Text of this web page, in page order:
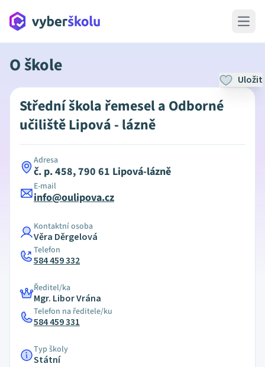
Open
O škole
Uložit
Střední škola řemesel a Odborné
učiliště Lipová - lázně
Adresa
č. p. 458, 790 61 Lipová-lázně
E-mail
info@oulipova.cz
Kontaktní osoba
Věra Děrgelová
Telefon
584 459 332
Ředitel/ka
Mgr. Libor Vrána
Telefon na ředitele/ku
584 459 331
Typ školy
Státní